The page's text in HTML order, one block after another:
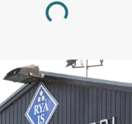
Loading...